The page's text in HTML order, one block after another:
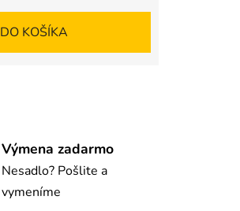
DO KOŠÍKA
Výmena zadarmo
Nesadlo? Pošlite a
vymeníme